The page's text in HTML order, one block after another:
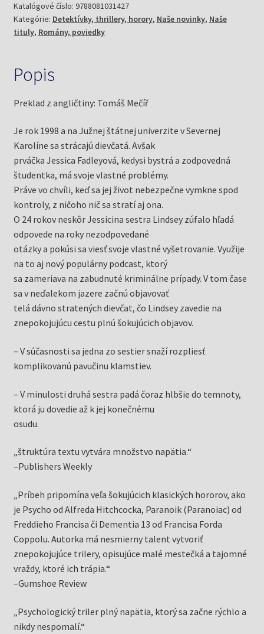
(Greene,
Katherine)
Katalógové číslo: 9788081031427
Kategórie: Detektívky, thrillery, horory, Naše novinky, Naše
tituly, Romány, poviedky
Popis
Preklad z angličtiny: Tomáš Mečíř
Je rok 1998 a na Južnej štátnej univerzite v Severnej
Karolíne sa strácajú dievčatá. Avšak
prváčka Jessica Fadleyová, kedysi bystrá a zodpovedná
študentka, má svoje vlastné problémy.
Práve vo chvíli, keď sa jej život nebezpečne vymkne spod
kontroly, z ničoho nič sa stratí aj ona.
O 24 rokov neskôr Jessicina sestra Lindsey zúfalo hľadá
odpovede na roky nezodpovedané
otázky a pokúsi sa viesť svoje vlastné vyšetrovanie. Využije
na to aj nový populárny podcast, ktorý
sa zameriava na zabudnuté kriminálne prípady. V tom čase
sa v neďalekom jazere začnú objavovať
telá dávno stratených dievčat, čo Lindsey zavedie na
znepokojujúcu cestu plnú šokujúcich objavov.
– V súčasnosti sa jedna zo sestier snaží rozpliesť
komplikovanú pavučinu klamstiev.
– V minulosti druhá sestra padá čoraz hlbšie do temnoty,
ktorá ju dovedie až k jej konečnému
osudu.
„štruktúra textu vytvára množstvo napätia.“
–Publishers Weekly
„Príbeh pripomína veľa šokujúcich klasických hororov, ako
je Psycho od Alfreda Hitchcocka, Paranoik (Paranoiac) od
Freddieho Francisa či Dementia 13 od Francisa Forda
Coppolu. Autorka má nesmierny talent vytvoriť
znepokojujúce trilery, opisujúce malé mestečká a tajomné
vraždy, ktoré ich trápia.“
–Gumshoe Review
„Psychologický triler plný napätia, ktorý sa začne rýchlo a
nikdy nespomalí.“